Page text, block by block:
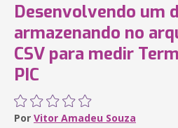
Desenvolvendo um
armazenando no
CSV para medir
PIC
Por Vitor Amadeu Souza